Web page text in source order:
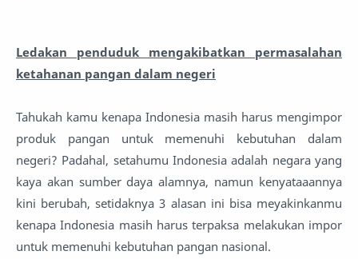
Ledakan penduduk mengakibatkan permasalahan
ketahanan pangan dalam negeri
Tahukah kamu kenapa Indonesia masih harus mengimpor
produk pangan untuk memenuhi kebutuhan dalam
negeri? Padahal, setahumu Indonesia adalah negara yang
kaya akan sumber daya alamnya, namun kenyataaannya
kini berubah, setidaknya 3 alasan ini bisa meyakinkanmu
kenapa Indonesia masih harus terpaksa melakukan impor
untuk memenuhi kebutuhan pangan nasional.